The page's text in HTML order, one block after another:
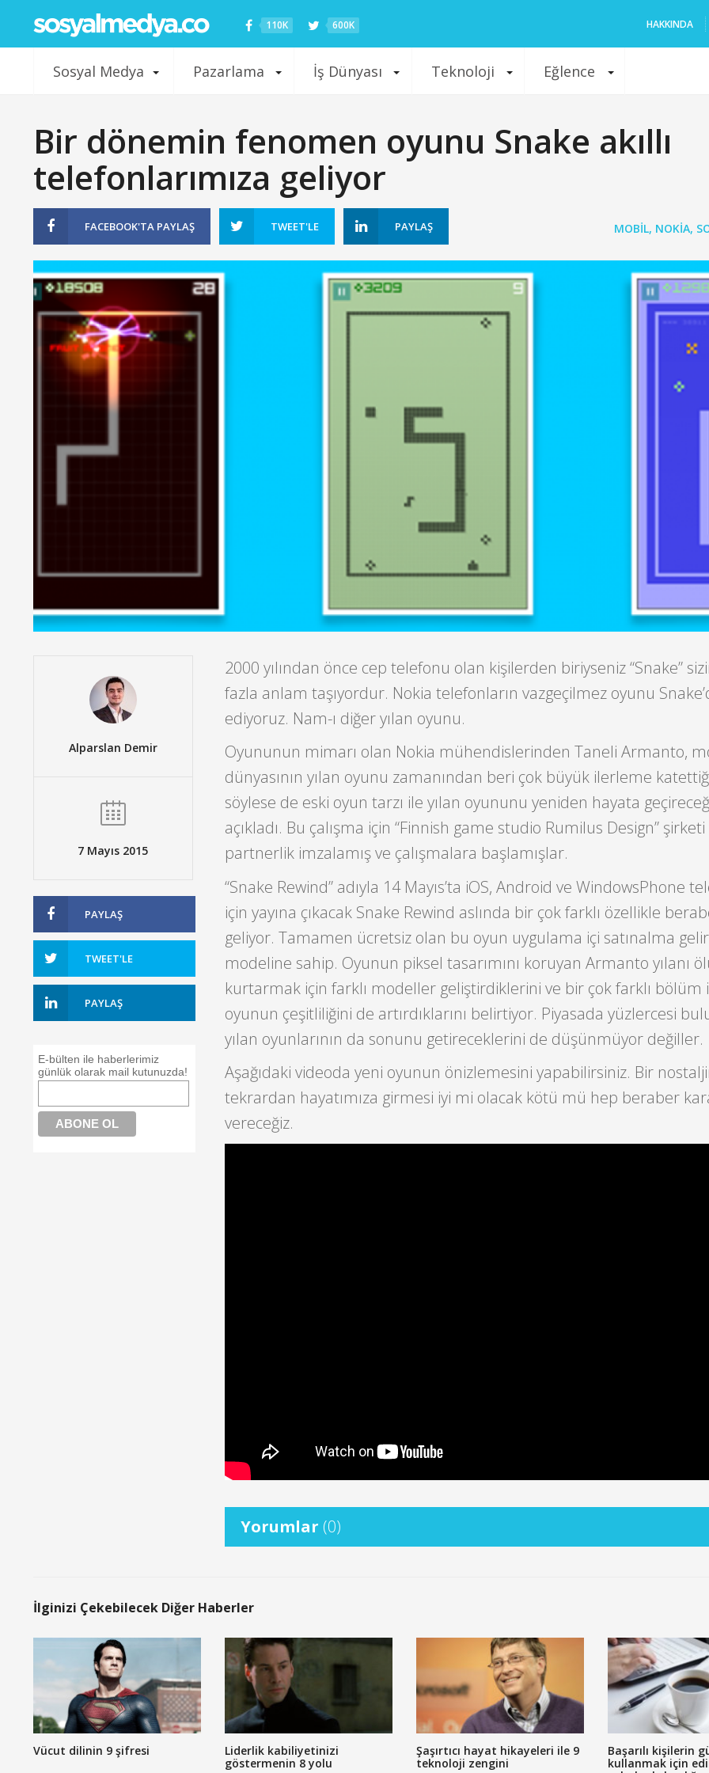
110K 600K HAKKINDA
Sosyal Medya Pazarlama İş Dünyası Teknoloji Eğlence
Bir dönemin fenomen oyunu Snake akıllı
telefonlarımıza geliyor
FACEBOOK'TA PAYLAŞ TWEET'LE PAYLAŞ MOBIL, NOKIA,
Alparslan Demir
7 Mayıs 2015
PAYLAŞ
TWEET'LE
PAYLAŞ
E-bülten ile haberlerimiz
günlük olarak mail kutunuzda!
2000 yılından önce cep telefonu olan kişilerden biriyseniz “Snake”
fazla anlam taşıyordur. Nokia telefonların vazgeçilmez oyunu
ediyoruz. Nam-ı diğer yılan oyunu.
Oyununun mimarı olan Nokia mühendislerinden Taneli Armanto,
dünyasının yılan oyunu zamanından beri çok büyük ilerleme
söylese de eski oyun tarzı ile yılan oyununu yeniden hayata
açıkladı. Bu çalışma için “Finnish game studio Rumilus Design”
partnerlik imzalamış ve çalışmalara başlamışlar.
“Snake Rewind” adıyla 14 Mayıs’ta iOS, Android ve WindowsPhone
için yayına çıkacak Snake Rewind aslında bir çok farklı özellikle
geliyor. Tamamen ücretsiz olan bu oyun uygulama içi satınalma gelir
modeline sahip. Oyunun piksel tasarımını koruyan Armanto yılanı
kurtarmak için farklı modeller geliştirdiklerini ve bir çok farklı bölüm
oyunun çeşitliliğini de artırdıklarını belirtiyor. Piyasada yüzlercesi
yılan oyunlarının da sonunu getireceklerini de düşünmüyor değiller.
Aşağıdaki videoda yeni oyunun önizlemesini yapabilirsiniz. Bir
tekrardan hayatımıza girmesi iyi mi olacak kötü mü hep beraber
vereceğiz.
Yorumlar (0)
İlginizi Çekebilecek Diğer Haberler
Vücut dilinin 9 şifresi
Liderlik kabiliyetinizi
göstermenin 8 yolu
Şaşırtıcı hayat hikayeleri ile 9
teknoloji zengini
Başarılı kişilerin
kullanmak için